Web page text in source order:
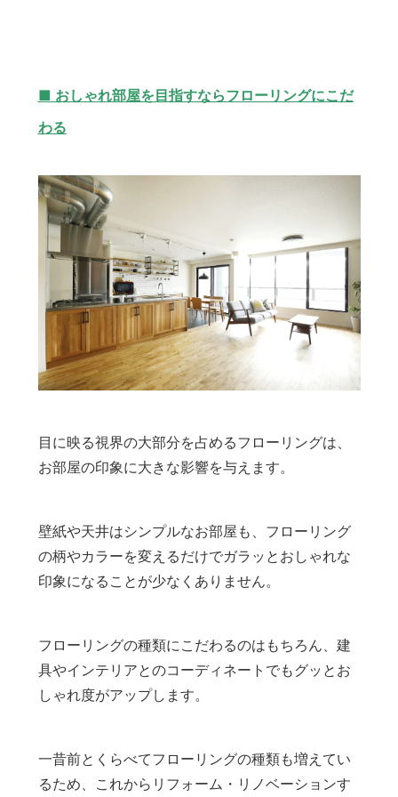
■ おしゃれ部屋を目指すならフローリングにこだ
わる
目に映る視界の大部分を占めるフローリングは、
お部屋の印象に大きな影響を与えます。
壁紙や天井はシンプルなお部屋も、フローリング
の柄やカラーを変えるだけでガラッとおしゃれな
印象になることが少なくありません。
フローリングの種類にこだわるのはもちろん、建
具やインテリアとのコーディネートでもグッとお
しゃれ度がアップします。
一昔前とくらべてフローリングの種類も増えてい
るため、これからリフォーム・リノベーションす